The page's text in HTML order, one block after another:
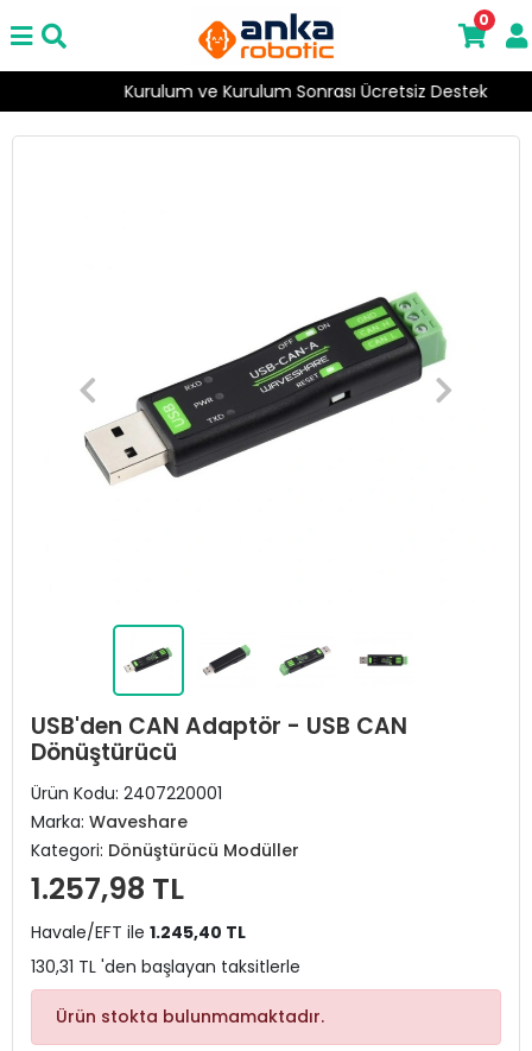
Kurulum ve Kurulum Sonrası Ücretsiz Destek
0
USB'den CAN Adaptör - USB CAN
Dönüştürücü
Ürün Kodu: 2407220001
Marka: Waveshare
Kategori: Dönüştürücü Modüller
1.257,98 TL
Havale/EFT ile 1.245,40 TL
130,31 TL 'den başlayan taksitlerle
Ürün stokta bulunmamaktadır.